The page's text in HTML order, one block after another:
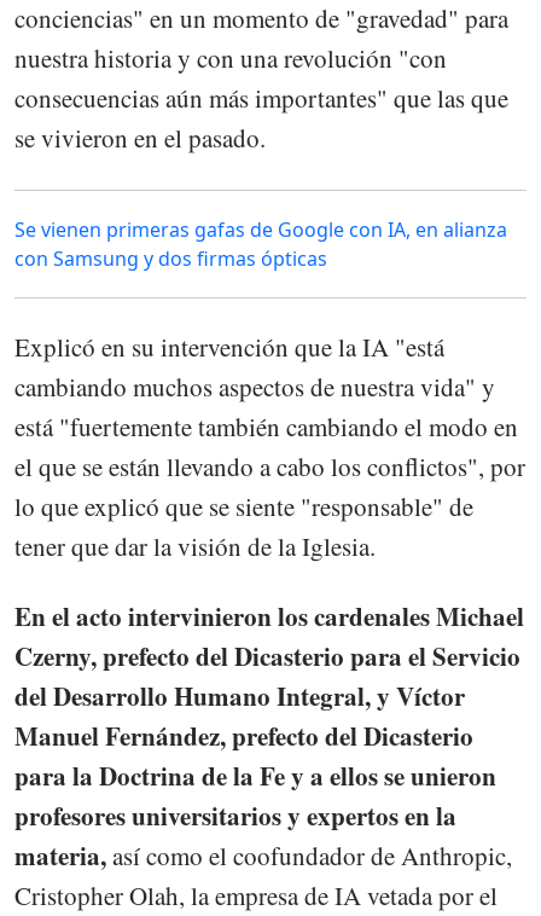
conciencias" en un momento de "gravedad" para
nuestra historia y con una revolución "con
consecuencias aún más importantes" que las que
se vivieron en el pasado.
Se vienen primeras gafas de Google con IA, en alianza
con Samsung y dos firmas ópticas
Explicó en su intervención que la IA "está
cambiando muchos aspectos de nuestra vida" y
está "fuertemente también cambiando el modo en
el que se están llevando a cabo los conflictos", por
lo que explicó que se siente "responsable" de
tener que dar la visión de la Iglesia.
En el acto intervinieron los cardenales Michael
Czerny, prefecto del Dicasterio para el Servicio
del Desarrollo Humano Integral, y Víctor
Manuel Fernández, prefecto del Dicasterio
para la Doctrina de la Fe y a ellos se unieron
profesores universitarios y expertos en la
materia,así como el coofundador de Anthropic,
Cristopher Olah, la empresa de IA vetada por el